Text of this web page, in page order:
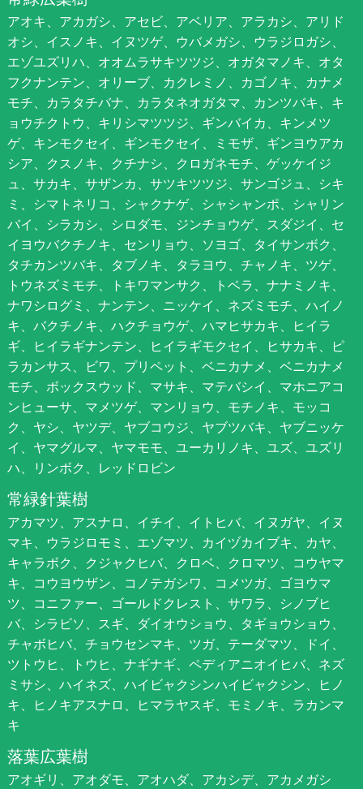
アオキ、アカガシ、アセビ、アベリア、アラカシ、アリド
オシ、イスノキ、イヌツゲ、ウバメガシ、ウラジロガシ、
エゾユズリハ、オオムラサキツツジ、オガタマノキ、オタ
フクナンテン、オリーブ、カクレミノ、カゴノキ、カナメ
モチ、カラタチバナ、カラタネオガタマ、カンツバキ、キ
ョウチクトウ、キリシマツツジ、ギンバイカ、キンメツ
ゲ、キンモクセイ、ギンモクセイ、ミモザ、ギンヨウアカ
シア、クスノキ、クチナシ、クロガネモチ、ゲッケイジ
ュ、サカキ、サザンカ、サツキツツジ、サンゴジュ、シキ
ミ、シマトネリコ、シャクナゲ、シャシャンポ、シャリン
バイ、シラカシ、シロダモ、ジンチョウゲ、スダジイ、セ
イヨウバクチノキ、センリョウ、ソヨゴ、タイサンボク、
タチカンツバキ、タブノキ、タラヨウ、チャノキ、ツゲ、
トウネズミモチ、トキワマンサク、トベラ、ナナミノキ、
ナワシログミ、ナンテン、ニッケイ、ネズミモチ、ハイノ
キ、バクチノキ、ハクチョウゲ、ハマヒサカキ、ヒイラ
ギ、ヒイラギナンテン、ヒイラギモクセイ、ヒサカキ、ピ
ラカンサス、ビワ、プリペット、ベニカナメ、ベニカナメ
モチ、ボックスウッド、マサキ、マテバシイ、マホニアコ
ンヒューサ、マメツゲ、マンリョウ、モチノキ、モッコ
ク、ヤシ、ヤツデ、ヤブコウジ、ヤブツバキ、ヤブニッケ
イ、ヤマグルマ、ヤマモモ、ユーカリノキ、ユズ、ユズリ
ハ、リンボク、レッドロビン
常緑針葉樹
アカマツ、アスナロ、イチイ、イトヒバ、イヌガヤ、イヌ
マキ、ウラジロモミ、エゾマツ、カイヅカイブキ、カヤ、
キャラボク、クジャクヒバ、クロベ、クロマツ、コウヤマ
キ、コウヨウザン、コノテガシワ、コメツガ、ゴヨウマ
ツ、コニファー、ゴールドクレスト、サワラ、シノブヒ
バ、シラビソ、スギ、ダイオウショウ、タギョウショウ、
チャボヒバ、チョウセンマキ、ツガ、テーダマツ、ドイ、
ツトウヒ、トウヒ、ナギナギ、ペディアニオイヒバ、ネズ
ミサシ、ハイネズ、ハイビャクシンハイビャクシン、ヒノ
キ、ヒノキアスナロ、ヒマラヤスギ、モミノキ、ラカンマ
キ
落葉広葉樹
アオギリ、アオダモ、アオハダ、アカシデ、アカメガシ